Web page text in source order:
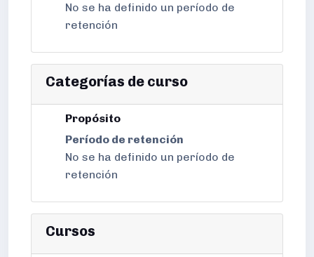
No se ha definido un período de
retención
Categorías de curso
Propósito
Período de retención
No se ha definido un período de
retención
Cursos